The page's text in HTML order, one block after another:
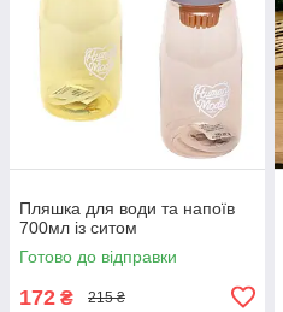
Пляшка для води та напоїв
700мл із ситом
Готово до відправки
172 ₴ 215 ₴